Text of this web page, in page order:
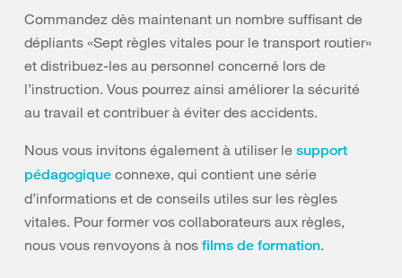
Commandez dès maintenant un nombre suffisant de
dépliants «Sept règles vitales pour le transport routier»
et distribuez-les au personnel concerné lors de
l’instruction. Vous pourrez ainsi améliorer la sécurité
au travail et contribuer à éviter des accidents.
Nous vous invitons également à utiliser le support
pédagogique connexe, qui contient une série
d’informations et de conseils utiles sur les règles
vitales. Pour former vos collaborateurs aux règles,
nous vous renvoyons à nos films de formation.